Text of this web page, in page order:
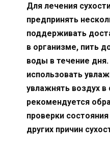
Для лечения
предпринять
поддерживать
в организме, пить
воды в течение
использовать
увлажнять воздух
рекомендуется
проверки
других причин